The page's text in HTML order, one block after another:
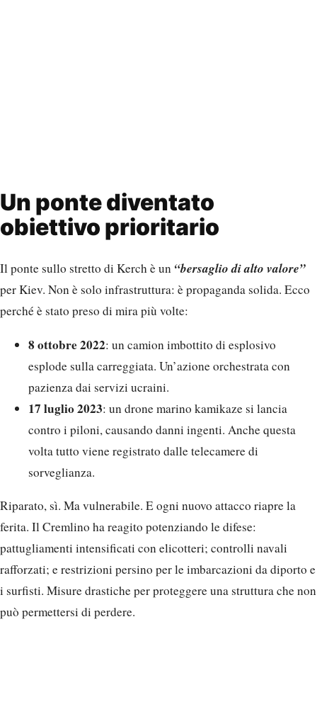
Un ponte diventato
obiettivo prioritario
Il ponte sullo stretto di Kerch è un “bersaglio di alto valore”
per Kiev. Non è solo infrastruttura: è propaganda solida. Ecco
perché è stato preso di mira più volte:
8 ottobre 2022: un camion imbottito di esplosivo
esplode sulla carreggiata. Un’azione orchestrata con
pazienza dai servizi ucraini.
17 luglio 2023: un drone marino kamikaze si lancia
contro i piloni, causando danni ingenti. Anche questa
volta tutto viene registrato dalle telecamere di
sorveglianza.
Riparato, sì. Ma vulnerabile. E ogni nuovo attacco riapre la
ferita. Il Cremlino ha reagito potenziando le difese:
pattugliamenti intensificati con elicotteri; controlli navali
rafforzati; e restrizioni persino per le imbarcazioni da diporto e
i surfisti. Misure drastiche per proteggere una struttura che non
può permettersi di perdere.